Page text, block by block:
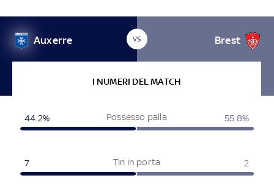
Auxerre VS Brest
I NUMERI DEL MATCH
Possesso palla
44.2% 55.8%
Tiri in porta
7 2